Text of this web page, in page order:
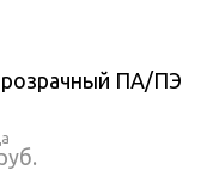
ПА/ПЭ